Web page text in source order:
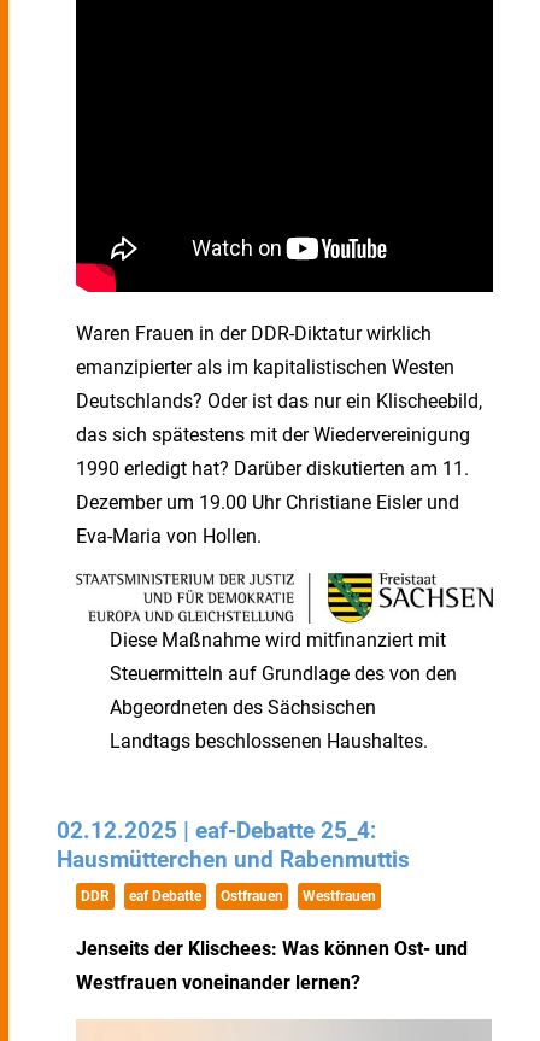
Waren Frauen in der DDR-Diktatur wirklich
emanzipierter als im kapitalistischen Westen
Deutschlands? Oder ist das nur ein Klischeebild,
das sich spätestens mit der Wiedervereinigung
1990 erledigt hat? Darüber diskutierten am 11.
Dezember um 19.00 Uhr Christiane Eisler und
Eva-Maria von Hollen.
Diese Maßnahme wird mitfinanziert mit
Steuermitteln auf Grundlage des von den
Abgeordneten des Sächsischen
Landtags beschlossenen Haushaltes.
02.12.2025 | eaf-Debatte 25_4:
Hausmütterchen und Rabenmuttis
DDR eaf Debatte Ostfrauen Westfrauen
Jenseits der Klischees: Was können Ost- und
Westfrauen voneinander lernen?